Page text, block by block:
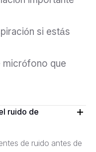
si estás
micrófono que
ruido de
de ruido antes de